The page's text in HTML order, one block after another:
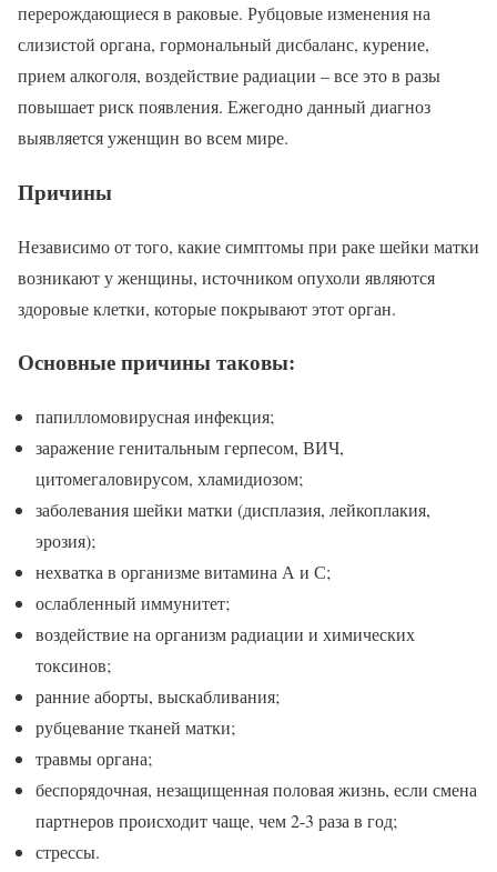
перерождающиеся в раковые. Рубцовые изменения на
слизистой органа, гормональный дисбаланс, курение,
прием алкоголя, воздействие радиации – все это в разы
повышает риск появления. Ежегодно данный диагноз
выявляется уженщин во всем мире.
Причины
Независимо от того, какие симптомы при раке шейки матки
возникают у женщины, источником опухоли являются
здоровые клетки, которые покрывают этот орган.
Основные причины таковы:
папилломовирусная инфекция;
заражение генитальным герпесом, ВИЧ,
цитомегаловирусом, хламидиозом;
заболевания шейки матки (дисплазия, лейкоплакия,
эрозия);
нехватка в организме витамина А и С;
ослабленный иммунитет;
воздействие на организм радиации и химических
токсинов;
ранние аборты, выскабливания;
рубцевание тканей матки;
травмы органа;
беспорядочная, незащищенная половая жизнь, если смена
партнеров происходит чаще, чем 2-3 раза в год;
стрессы.